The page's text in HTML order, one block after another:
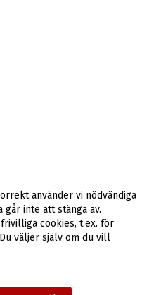
använder vi nödvändiga
går inte att stänga av.
cookies, t.ex. för
väljer själv om du vill